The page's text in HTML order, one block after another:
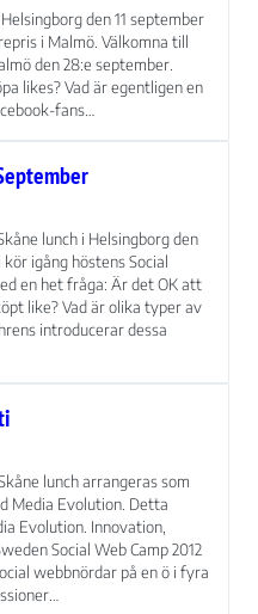
den 11 september
i Malmö. Välkomna till
den 28:e september.
likes? Vad är egentligen en
fans…
lunch i Helsingborg den
igång höstens Social
en het fråga: Är det OK att
like? Vad är olika typer av
introducerar dessa
lunch arrangeras som
Media Evolution. Detta
Evolution. Innovation,
Social Web Camp 2012
webbnördar på en ö i fyra